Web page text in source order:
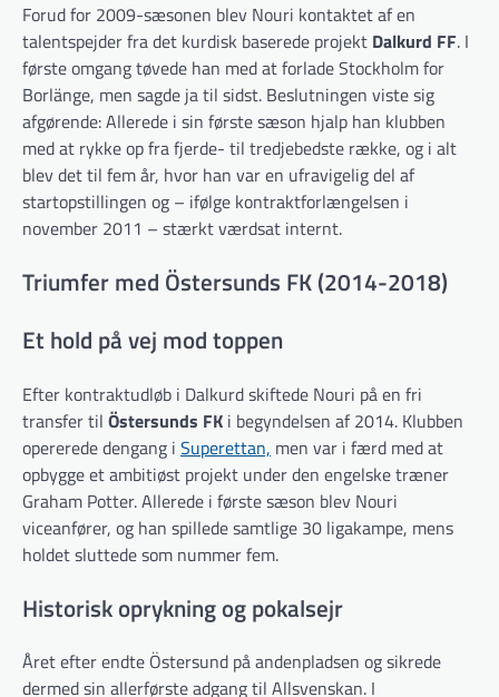
Forud for 2009-sæsonen blev Nouri kontaktet af en
talentspejder fra det kurdisk baserede projekt Dalkurd FF. I
første omgang tøvede han med at forlade Stockholm for
Borlänge, men sagde ja til sidst. Beslutningen viste sig
afgørende: Allerede i sin første sæson hjalp han klubben
med at rykke op fra fjerde- til tredjebedste række, og i alt
blev det til fem år, hvor han var en ufravigelig del af
startopstillingen og – ifølge kontraktforlængelsen i
november 2011 – stærkt værdsat internt.
Triumfer med Östersunds FK (2014-2018)
Et hold på vej mod toppen
Efter kontraktudløb i Dalkurd skiftede Nouri på en fri
transfer til Östersunds FK i begyndelsen af 2014. Klubben
opererede dengang i Superettan, men var i færd med at
opbygge et ambitiøst projekt under den engelske træner
Graham Potter. Allerede i første sæson blev Nouri
viceanfører, og han spillede samtlige 30 ligakampe, mens
holdet sluttede som nummer fem.
Historisk oprykning og pokalsejr
Året efter endte Östersund på andenpladsen og sikrede
dermed sin allerførste adgang til Allsvenskan. I